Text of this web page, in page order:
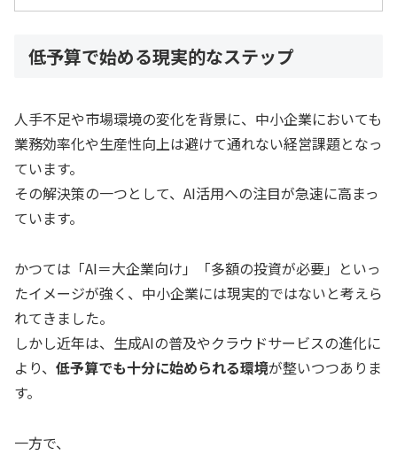
低予算で始める現実的なステップ
人手不足や市場環境の変化を背景に、中小企業においても
業務効率化や生産性向上は避けて通れない経営課題となっ
ています。
その解決策の一つとして、AI活用への注目が急速に高まっ
ています。
かつては「AI＝大企業向け」「多額の投資が必要」といっ
たイメージが強く、中小企業には現実的ではないと考えら
れてきました。
しかし近年は、生成AIの普及やクラウドサービスの進化に
より、 低予算でも十分に始められる環境が整いつつありま
す。
一方で、